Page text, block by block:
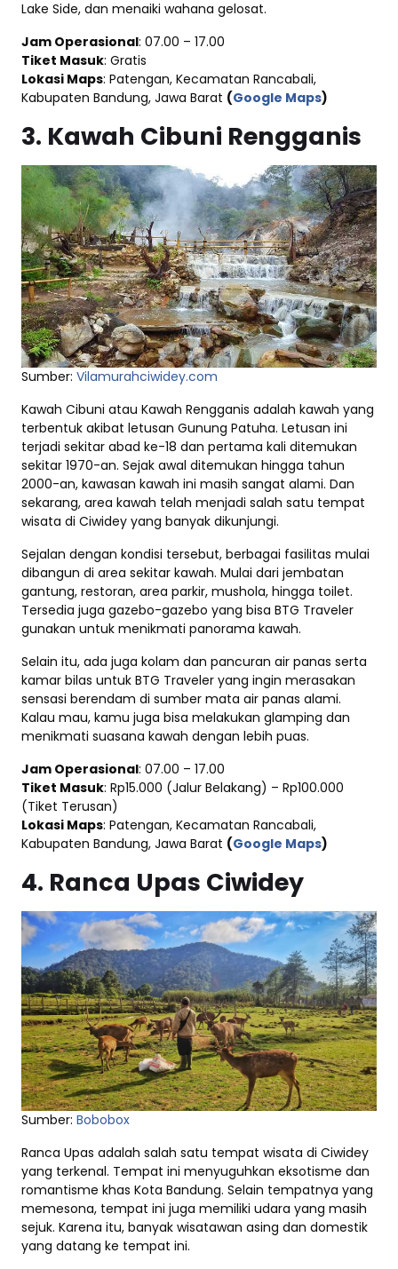
Lake Side, dan menaiki wahana gelosat.
Jam Operasional: 07.00 – 17.00
Tiket Masuk: Gratis
Lokasi Maps: Patengan, Kecamatan Rancabali,
Kabupaten Bandung, Jawa Barat (Google Maps)
3. Kawah Cibuni Rengganis
Sumber: Vilamurahciwidey.com
Kawah Cibuni atau Kawah Rengganis adalah kawah yang
terbentuk akibat letusan Gunung Patuha. Letusan ini
terjadi sekitar abad ke-18 dan pertama kali ditemukan
sekitar 1970-an. Sejak awal ditemukan hingga tahun
2000-an, kawasan kawah ini masih sangat alami. Dan
sekarang, area kawah telah menjadi salah satu tempat
wisata di Ciwidey yang banyak dikunjungi.
Sejalan dengan kondisi tersebut, berbagai fasilitas mulai
dibangun di area sekitar kawah. Mulai dari jembatan
gantung, restoran, area parkir, mushola, hingga toilet.
Tersedia juga gazebo-gazebo yang bisa BTG Traveler
gunakan untuk menikmati panorama kawah.
Selain itu, ada juga kolam dan pancuran air panas serta
kamar bilas untuk BTG Traveler yang ingin merasakan
sensasi berendam di sumber mata air panas alami.
Kalau mau, kamu juga bisa melakukan glamping dan
menikmati suasana kawah dengan lebih puas.
Jam Operasional: 07.00 – 17.00
Tiket Masuk: Rp15.000 (Jalur Belakang) – Rp100.000
(Tiket Terusan)
Lokasi Maps: Patengan, Kecamatan Rancabali,
Kabupaten Bandung, Jawa Barat (Google Maps)
4. Ranca Upas Ciwidey
Sumber: Bobobox
Ranca Upas adalah salah satu tempat wisata di Ciwidey
yang terkenal. Tempat ini menyuguhkan eksotisme dan
romantisme khas Kota Bandung. Selain tempatnya yang
memesona, tempat ini juga memiliki udara yang masih
sejuk. Karena itu, banyak wisatawan asing dan domestik
yang datang ke tempat ini.